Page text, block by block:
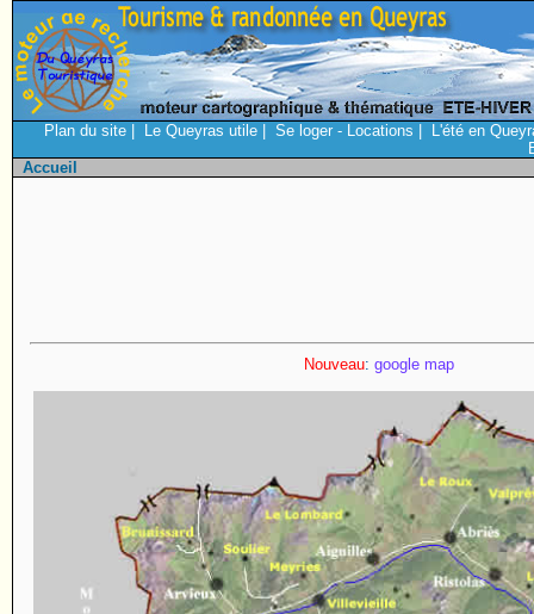
Plan du site Le Queyras utile Se loger - Locations
L'été en
Accueil
Nouveau: google map